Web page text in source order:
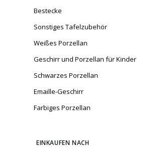
Bestecke
Sonstiges Tafelzubehör
Weißes Porzellan
Geschirr und Porzellan für Kinder
Schwarzes Porzellan
Emaille-Geschirr
Farbiges Porzellan
EINKAUFEN NACH